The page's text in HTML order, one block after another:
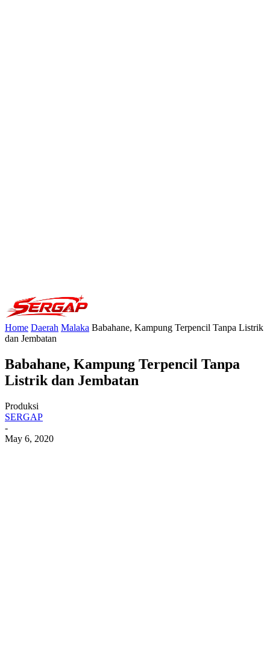
Home Daerah Malaka Babahane, Kampung Terpencil Tanpa Listrik
dan Jembatan
Babahane, Kampung Terpencil Tanpa
Listrik dan Jembatan
Produksi
SERGAP
-
May 6, 2020